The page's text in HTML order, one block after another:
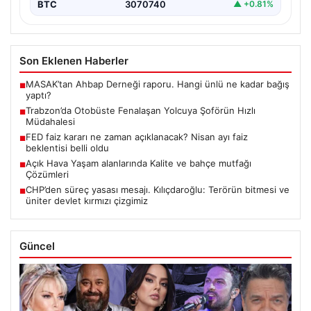
BTC 3070740 ▲ +0.81%
Son Eklenen Haberler
■MASAK’tan Ahbap Derneği raporu. Hangi ünlü ne kadar bağış
yaptı?
■Trabzon’da Otobüste Fenalaşan Yolcuya Şoförün Hızlı
Müdahalesi
■FED faiz kararı ne zaman açıklanacak? Nisan ayı faiz
beklentisi belli oldu
■Açık Hava Yaşam alanlarında Kalite ve bahçe mutfağı
Çözümleri
■CHP’den süreç yasası mesajı. Kılıçdaroğlu: Terörün bitmesi ve
üniter devlet kırmızı çizgimiz
Güncel